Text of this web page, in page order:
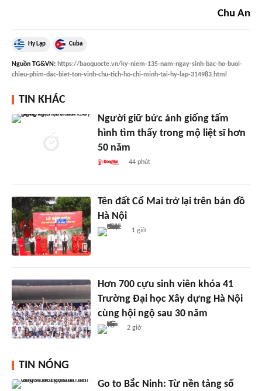
Chu An
Hy Lạp Cuba
Nguồn TG&VN: https://baoquocte.vn/ky-niem-135-nam-ngay-sinh-bac-ho-buoi-
chieu-phim-dac-biet-ton-vinh-chu-tich-ho-chi-minh-tai-hy-lap-314983.html
TIN KHÁC
Người giữ bức ảnh giống tấm
hình tìm thấy trong mộ liệt sĩ hơn
50 năm
44 phút
Tên đất Cổ Mai trở lại trên bản đồ
Hà Nội
1 giờ
Hơn 700 cựu sinh viên khóa 41
Trường Đại học Xây dựng Hà Nội
cùng hội ngộ sau 30 năm
2 giờ
TIN NÓNG
Go to Bắc Ninh: Từ nền tảng số